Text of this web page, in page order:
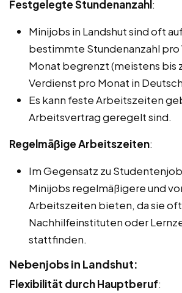
Festgelegte Stundenanzahl :
Minijobs in Landshut sind oft
bestimmte Stundenanzahl
Monat begrenzt (meistens bis
Verdienst pro Monat in
Es kann feste Arbeitszeiten
Arbeitsvertrag geregelt sind.
Regelmäßige Arbeitszeiten:
Im Gegensatz zu
Minijobs regelmäßigere und
Arbeitszeiten bieten, da sie
Nachhilfeinstituten oder
stattfinden.
Nebenjobs in Landshut:
Flexibilität durch Hauptberuf: